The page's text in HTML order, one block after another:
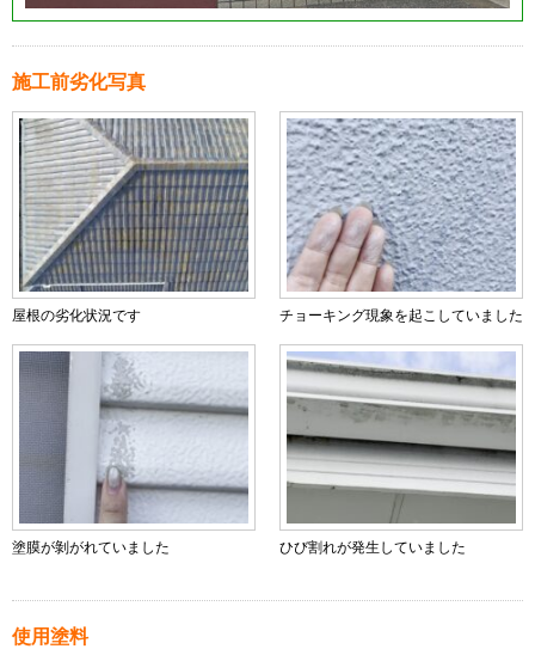
施工前劣化写真
屋根の劣化状況です チョーキング現象を起こしていました
塗膜が剝がれていました ひび割れが発生していました
使用塗料